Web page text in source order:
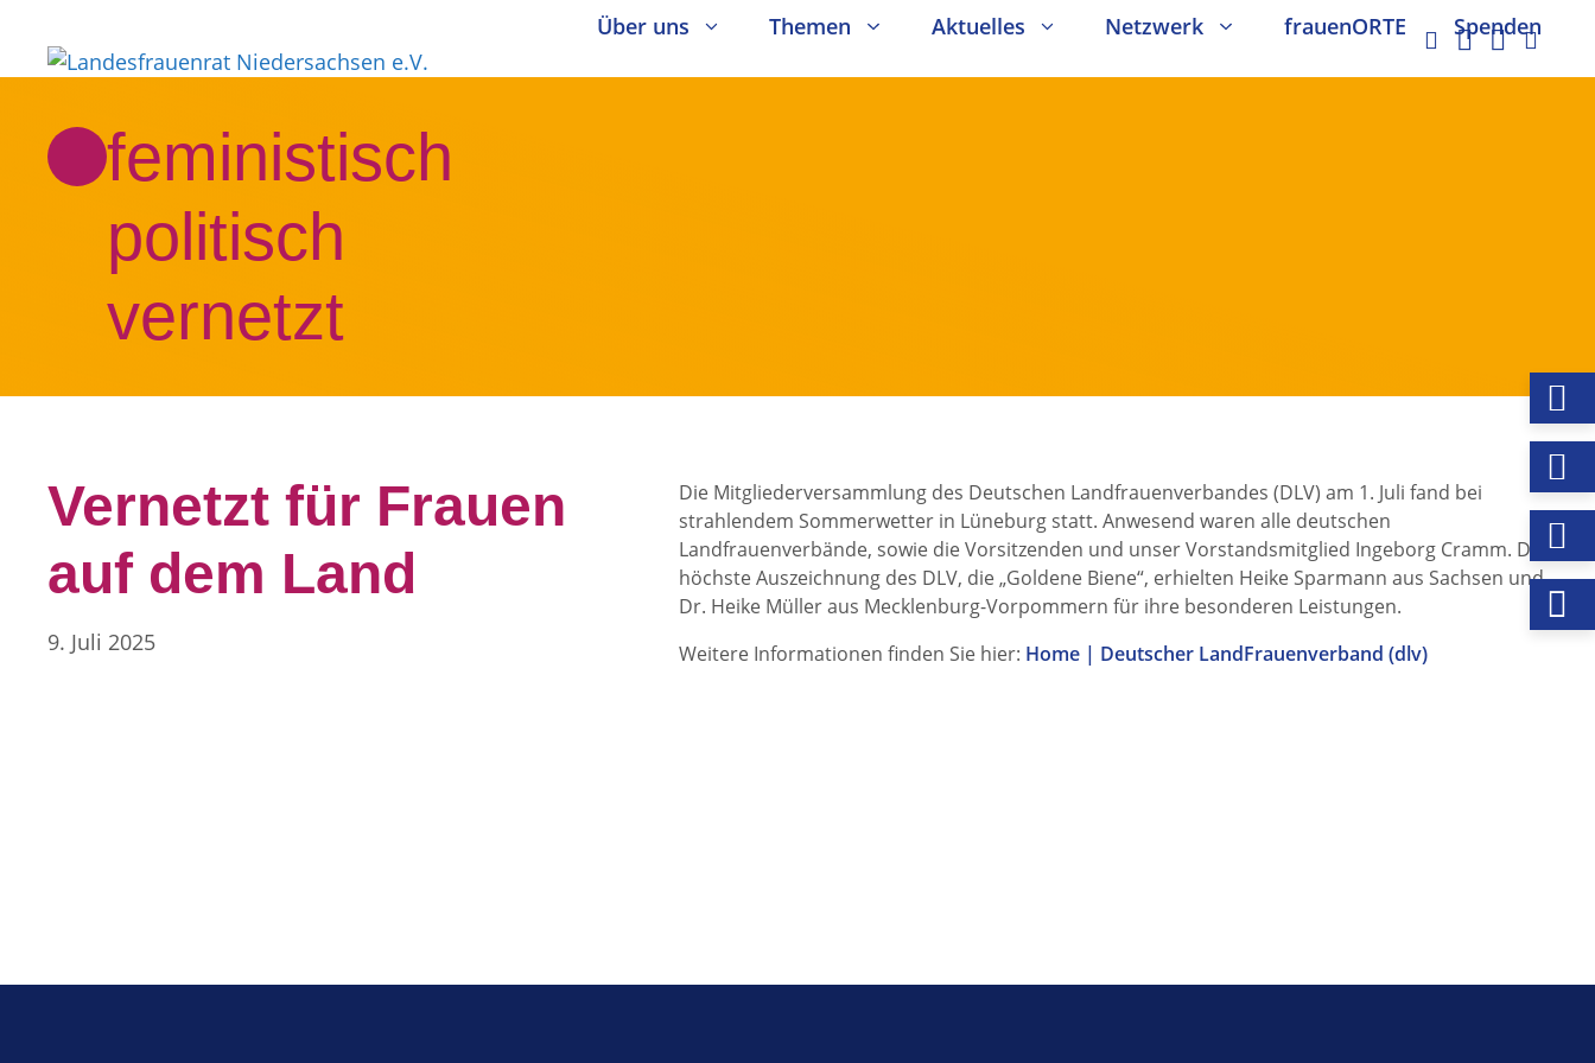
Inhalt
springen
Über uns Themen Aktuelles Netzwerk frauenORTE Spenden
feministisch
politisch
vernetzt
Vernetzt für Frauen
auf dem Land
9. Juli 2025
Die Mitgliederversammlung des Deutschen Landfrauenverbandes (DLV) am 1. Juli fand bei
strahlendem Sommerwetter in Lüneburg statt. Anwesend waren alle deutschen
Landfrauenverbände, sowie die Vorsitzenden und unser Vorstandsmitglied Ingeborg Cramm. Die
höchste Auszeichnung des DLV, die „Goldene Biene“, erhielten Heike Sparmann aus Sachsen und
Dr. Heike Müller aus Mecklenburg-Vorpommern für ihre besonderen Leistungen.
Weitere Informationen finden Sie hier: Home | Deutscher LandFrauenverband (dlv)